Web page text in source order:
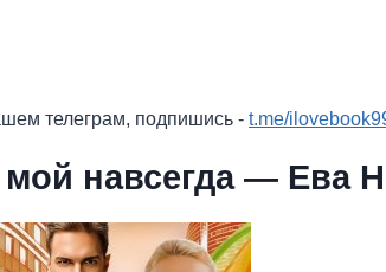
телеграм, подпишись - t.me/
навсегда — Ева